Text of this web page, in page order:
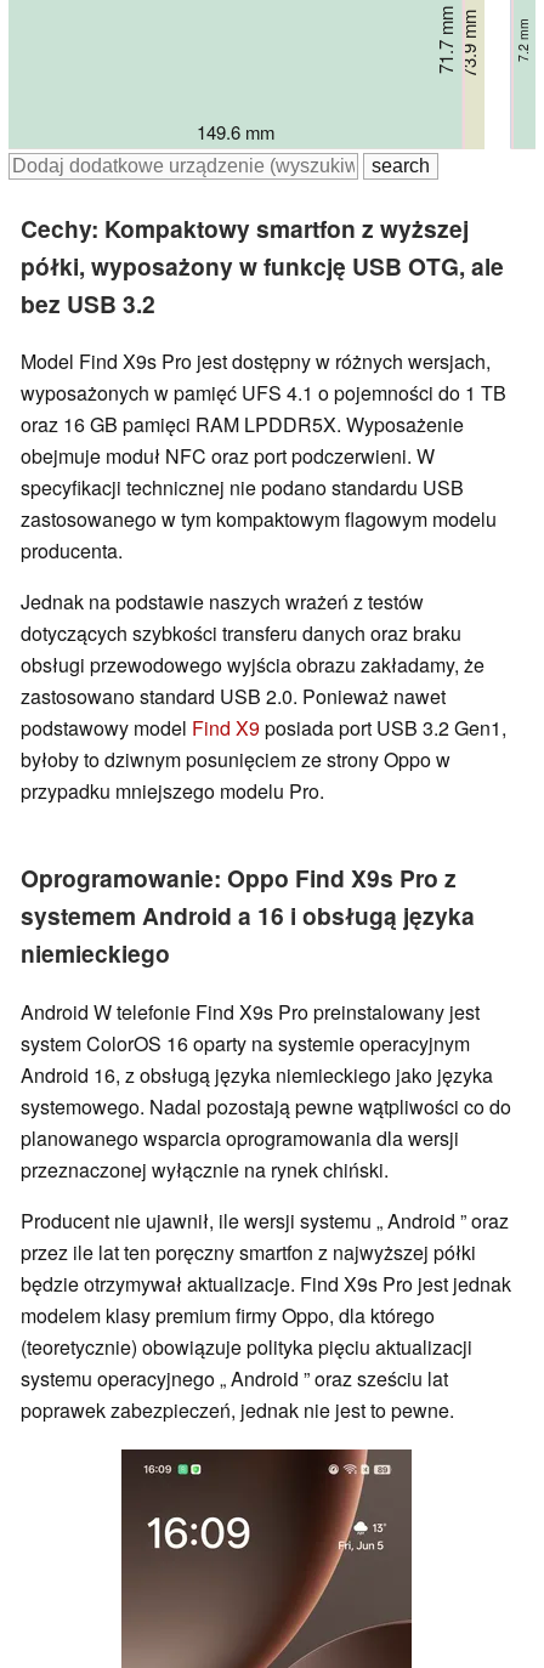
157 mm
73.9 mm 8 mm
150.5 mm
71.7 mm 8.4 mm
150.57 mm
71.92 mm 7.95 mm
149.6 mm
71.7 mm 7.2 mm
Cechy: Kompaktowy smartfon z wyższej
półki, wyposażony w funkcję USB OTG, ale
bez USB 3.2
Model Find X9s Pro jest dostępny w różnych wersjach,
wyposażonych w pamięć UFS 4.1 o pojemności do 1 TB
oraz 16 GB pamięci RAM LPDDR5X. Wyposażenie
obejmuje moduł NFC oraz port podczerwieni. W
specyfikacji technicznej nie podano standardu USB
zastosowanego w tym kompaktowym flagowym modelu
producenta.
Jednak na podstawie naszych wrażeń z testów
dotyczących szybkości transferu danych oraz braku
obsługi przewodowego wyjścia obrazu zakładamy, że
zastosowano standard USB 2.0. Ponieważ nawet
podstawowy model Find X9posiada port USB 3.2 Gen1,
byłoby to dziwnym posunięciem ze strony Oppo w
przypadku mniejszego modelu Pro.
Oprogramowanie: Oppo Find X9s Pro z
systemem Android a 16 i obsługą języka
niemieckiego
Android W telefonie Find X9s Pro preinstalowany jest
system ColorOS 16 oparty na systemie operacyjnym
Android 16, z obsługą języka niemieckiego jako języka
systemowego. Nadal pozostają pewne wątpliwości co do
planowanego wsparcia oprogramowania dla wersji
przeznaczonej wyłącznie na rynek chiński.
Producent nie ujawnił, ile wersji systemu „ Android ” oraz
przez ile lat ten poręczny smartfon z najwyższej półki
będzie otrzymywał aktualizacje. Find X9s Pro jest jednak
modelem klasy premium firmy Oppo, dla którego
(teoretycznie) obowiązuje polityka pięciu aktualizacji
systemu operacyjnego „ Android ” oraz sześciu lat
poprawek zabezpieczeń, jednak nie jest to pewne.